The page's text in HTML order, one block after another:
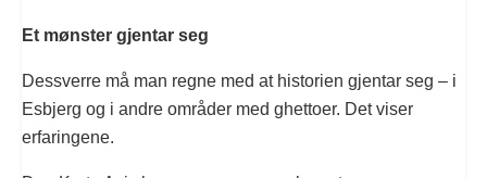
Et mønster gjentar seg
Dessverre må man regne med at historien gjentar seg – i
Esbjerg og i andre områder med ghettoer. Det viser
erfaringene.